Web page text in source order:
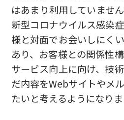
はあまり利用していませ
新型コロナウイルス感染
様と対面でお会いしにく
あり、お客様との関係性
サービス向上に向け、技
だ内容をWebサイトやメ
たいと考えるようになりま